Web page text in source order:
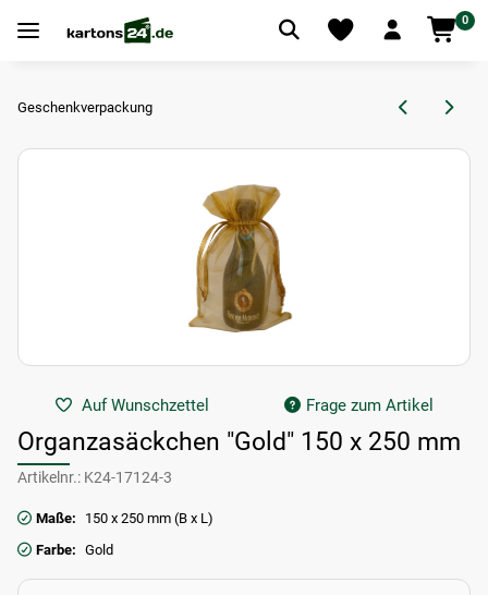
0
Geschenkverpackung
Auf Wunschzettel Frage zum Artikel
Organzasäckchen "Gold" 150 x 250 mm
Artikelnr.: K24-17124-3
Maße:
150 x 250 mm (B x L)
Farbe: Gold